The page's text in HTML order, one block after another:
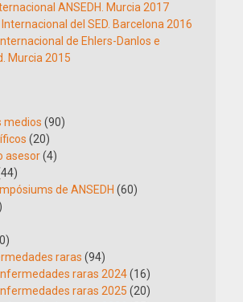
ANSEDH. Murcia 2017
Internacional del SED. Barcelona 2016
de Ehlers-Danlos e
Murcia 2015
medios (90)
(20)
asesor(4)
de ANSEDH (60)
raras (94)
raras 2024(16)
raras 2025 (20)